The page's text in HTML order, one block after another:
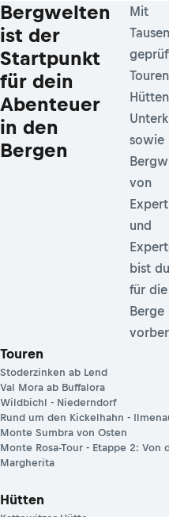
Bergwelten
ist der
Startpunkt
für dein
Abenteuer
in den
Bergen
Mit
sowie
von
und
bist
für die
Berge
Touren
Stoderzinken ab Lend
Val Mora ab Buffalora
Wildbichl - Niederndorf
Rund um den Kickelhahn -
Monte Sumbra von Osten
Monte Rosa-Tour - Etappe 2:
Margherita
Hütten